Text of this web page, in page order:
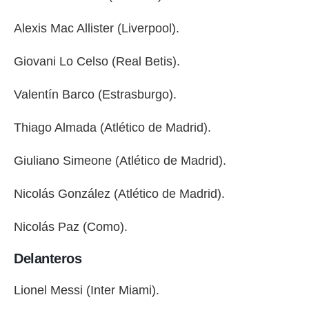
Alexis Mac Allister (Liverpool).
Giovani Lo Celso (Real Betis).
Valentín Barco (Estrasburgo).
Thiago Almada (Atlético de Madrid).
Giuliano Simeone (Atlético de Madrid).
Nicolás González (Atlético de Madrid).
Nicolás Paz (Como).
Delanteros
Lionel Messi (Inter Miami).